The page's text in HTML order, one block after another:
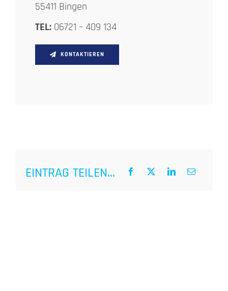
55411 Bingen
TEL:06721 – 409 134
KONTAKTIEREN
EINTRAG TEILEN...